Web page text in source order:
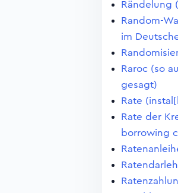
Rändelung
Random-
im
Raroc (so
gesagt)
Rate
Rate der
borrowing